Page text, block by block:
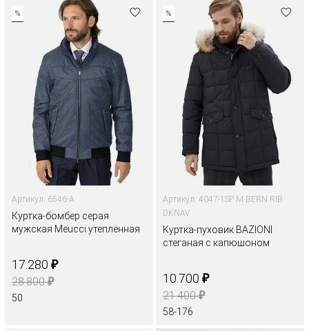
%
Артикул: 6546-A
Куртка-бомбер серая
мужская Meucci утеплённая
17.280 ₽
28.800₽
50
%
Артикул: 4047-1SP M BERN RIB
DKNAV
Куртка-пуховик BAZIONI
стеганая с капюшоном
10.700 ₽
21.400₽
58-176